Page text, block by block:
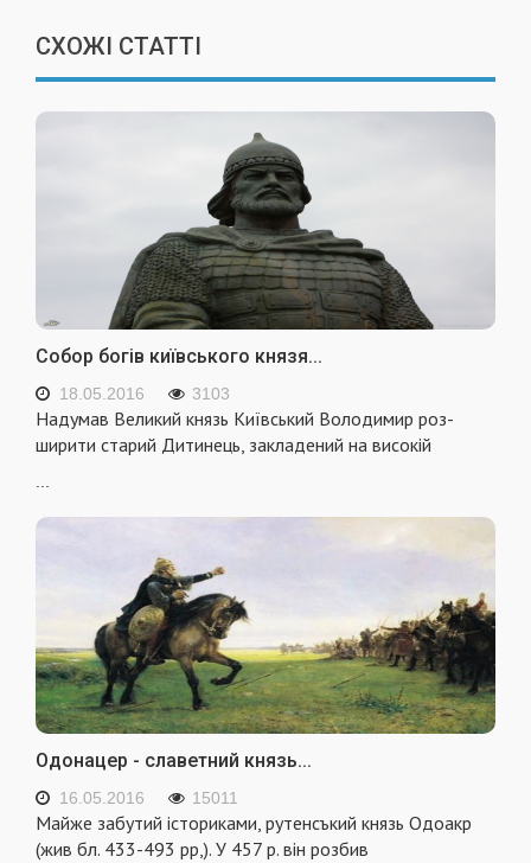
СХОЖІ СТАТТІ
Собор богів київського князя...
18.05.2016 3103
Надумав Великий князь Київський Володимир роз­
ширити старий Дитинець, закладений на високій
Одонацер - славетний князь...
16.05.2016 15011
Майже забутий істориками, рутенсъкий князь Одоакр
(жив бл. 433-493 рр,). У 457 р. він розбив